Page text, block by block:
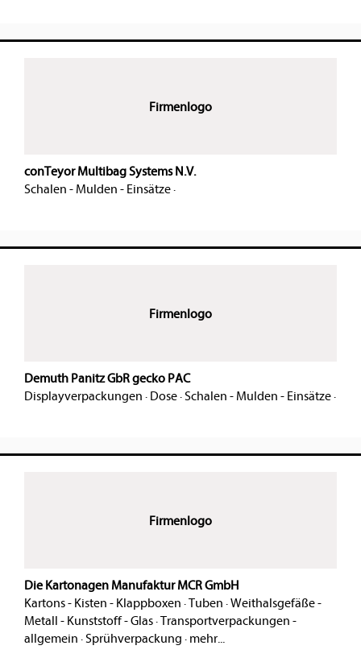
Firmenlogo
conTeyor Multibag Systems N.V.
Schalen - Mulden - Einsätze·
Firmenlogo
Demuth Panitz GbR gecko PAC
Displayverpackungen · Dose·Schalen - Mulden - Einsätze·
Firmenlogo
Die Kartonagen Manufaktur MCR GmbH
Kartons - Kisten - Klappboxen ·Tuben ·Weithalsgefäße -
Metall - Kunststoff - Glas·Transportverpackungen -
allgemein ·Sprühverpackung · mehr...